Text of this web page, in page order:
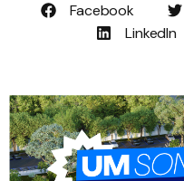
Facebook
LinkedIn